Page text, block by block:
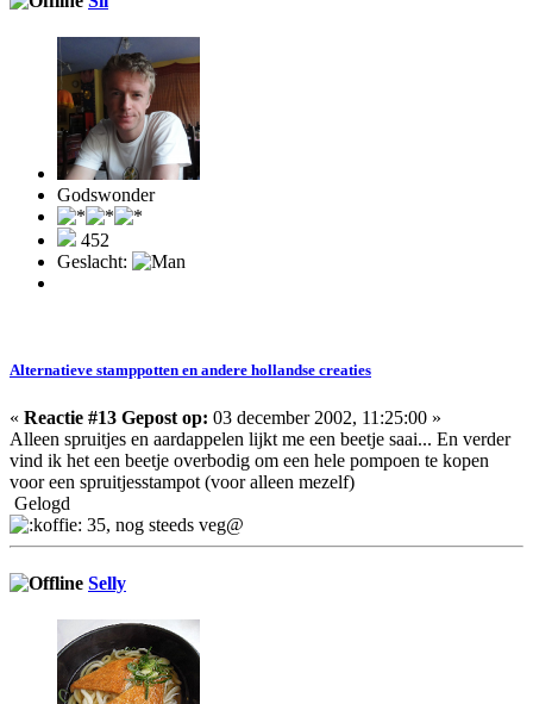
Godswonder
452
Geslacht:
Alternatieve stamppotten en andere hollandse creaties
« Reactie #13 Gepost op: 03 december 2002, 11:25:00 »
Alleen spruitjes en aardappelen lijkt me een beetje saai... En verder
vind ik het een beetje overbodig om een hele pompoen te kopen
voor een spruitjesstampot (voor alleen mezelf)
Gelogd
35, nog steeds veg@
Selly